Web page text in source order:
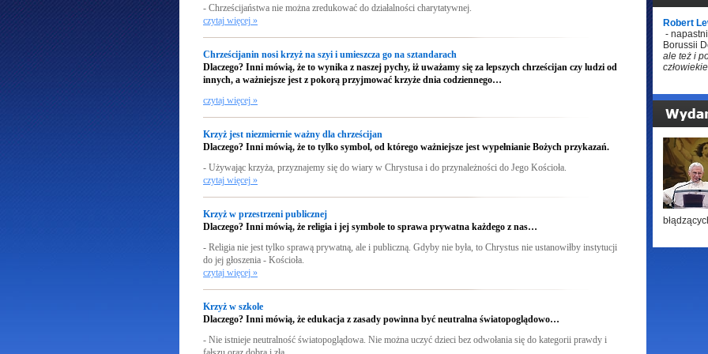
- Chrześcijaństwa nie można zredukować do działalności charytatywnej.
czytaj więcej »
Chrześcijanin nosi krzyż na szyi i umieszcza go na sztandarach
Dlaczego? Inni mówią, że to wynika z naszej pychy, iż uważamy się za lepszych chrześcijan czy ludzi od
innych, a ważniejsze jest z pokorą przyjmować krzyże dnia codziennego…
czytaj więcej »
Krzyż jest niezmiernie ważny dla chrześcijan
Dlaczego? Inni mówią, że to tylko symbol, od którego ważniejsze jest wypełnianie Bożych przykazań.
- Używając krzyża, przyznajemy się do wiary w Chrystusa i do przynależności do Jego Kościoła.
czytaj więcej »
Krzyż w przestrzeni publicznej
Dlaczego? Inni mówią, że religia i jej symbole to sprawa prywatna każdego z nas…
- Religia nie jest tylko sprawą prywatną, ale i publiczną. Gdyby nie była, to Chrystus nie ustanowiłby instytucji
do jej głoszenia - Kościoła.
czytaj więcej »
Krzyż w szkole
Dlaczego? Inni mówią, że edukacja z zasady powinna być neutralna światopoglądowo…
- Nie istnieje neutralność światopoglądowa. Nie można uczyć dzieci bez odwołania się do kategorii prawdy i
Robert
-
Borussii
ale też i